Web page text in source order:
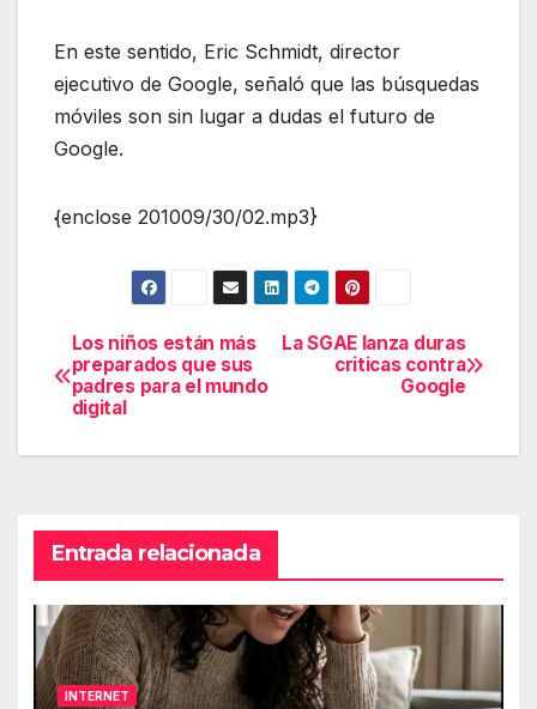
En este sentido, Eric Schmidt, director
ejecutivo de Google, señaló que las búsquedas
móviles son sin lugar a dudas el futuro de
Google.
{enclose 201009/30/02.mp3}
Navegación
de
entradas
La SGAE lanza duras
criticas contra
Google
Los niños están más
preparados que sus
padres para el mundo
digital
Entrada relacionada
INTERNET